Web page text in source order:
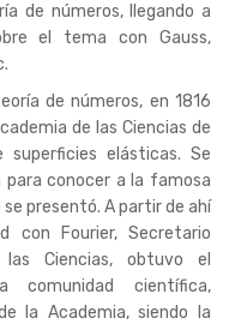
de números, llegando a
el tema con Gauss,
de números, en 1816
de las Ciencias de
superficies elásticas. Se
conocer a la famosa
presentó. A partir de ahí
Fourier, Secretario
Ciencias, obtuvo el
científica,
la Academia, siendo la